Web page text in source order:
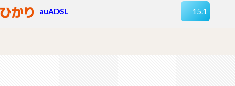
auADSL 15.1